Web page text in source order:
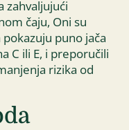
zahvaljujući
čaju, Oni su
puno jača
C ili E, i preporučili
rizika od